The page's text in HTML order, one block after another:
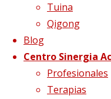
Tuina
Qigong
Blog
Centro Sinergia
Profesionales
Terapias
Imagen siguiente
Síguenos en Twitter
Tweets sobre liping_mtc